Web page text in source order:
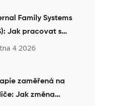
Family Systems
Jak pracovat s
osobnosti v
4 2026
zaměřená na
Jak změna